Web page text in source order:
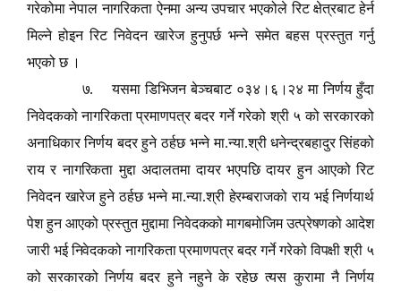
गरेकोमा नेपाल नागरिकता ऐनमा अन्य उपचार भएकोले रिट क्षेत्रबाट हेर्न
मिल्ने होइन रिट निवेदन खारेज हुनुपर्छ भन्ने समेत बहस प्रस्तुत गर्नु
भएको छ ।
७. यसमा डिभिजन बेञ्चबाट ०३४।६।२४ मा निर्णय हुँदा
निवेदकको नागरिकता प्रमाणपत्र बदर गर्ने गरेको श्री ५ को सरकारको
अनाधिकार निर्णय बदर हुने ठर्हछ भन्ने मा.न्या.श्री धनेन्द्रबहादुर सिंहको
राय र नागरिकता मुद्दा अदालतमा दायर भएपछि दायर हुन आएको रिट
निवेदन खारेज हुने ठर्हछ भन्ने मा.न्या.श्री हेरम्बराजको राय भई निर्णयार्थ
पेश हुन आएको प्रस्तुत मुद्दामा निवेदकको मागबमोजिम उत्प्रेषणको आदेश
जारी भई निवेदकको नागरिकता प्रमाणपत्र बदर गर्ने गरेको विपक्षी श्री ५
को सरकारको निर्णय बदर हुने नहुने के रहेछ त्यस कुरामा नै निर्णय